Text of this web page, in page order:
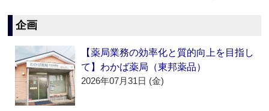
企画
【薬局業務の効率化と質的向上を目指し
て】わかば薬局（東邦薬品）
2026年07月31日 (金)